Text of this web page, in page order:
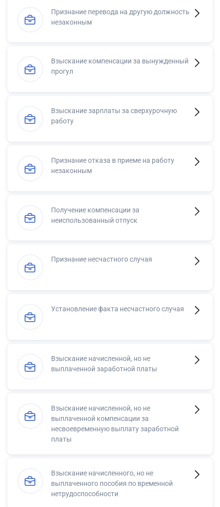
Признание перевода на другую должность
незаконным
Взыскание компенсации за вынужденный
прогул
Взыскание зарплаты за сверхурочную
работу
Признание отказа в приеме на работу
незаконным
Получение компенсации за
неиспользованный отпуск
Признание несчастного случая
Установление факта несчастного случая
Взыскание начисленной, но не
выплаченной заработной платы
Взыскание начисленной, но не
выплаченной компенсации за
несвоевременную выплату заработной
платы
Взыскание начисленного, но не
выплаченного пособия по временной
нетрудоспособности